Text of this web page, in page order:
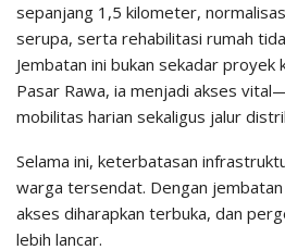
sepanjang 1,5 kilometer,
serupa, serta rehabilitasi rumah
Jembatan ini bukan sekadar proyek
Pasar Rawa, ia menjadi akses
mobilitas harian sekaligus jalur
Selama ini, keterbatasan
warga tersendat. Dengan
akses diharapkan terbuka, dan
lebih lancar.